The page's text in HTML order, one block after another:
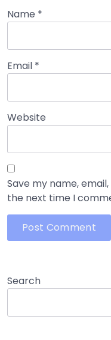
Name *
Email *
Website
Save my name,
the next time I
Search